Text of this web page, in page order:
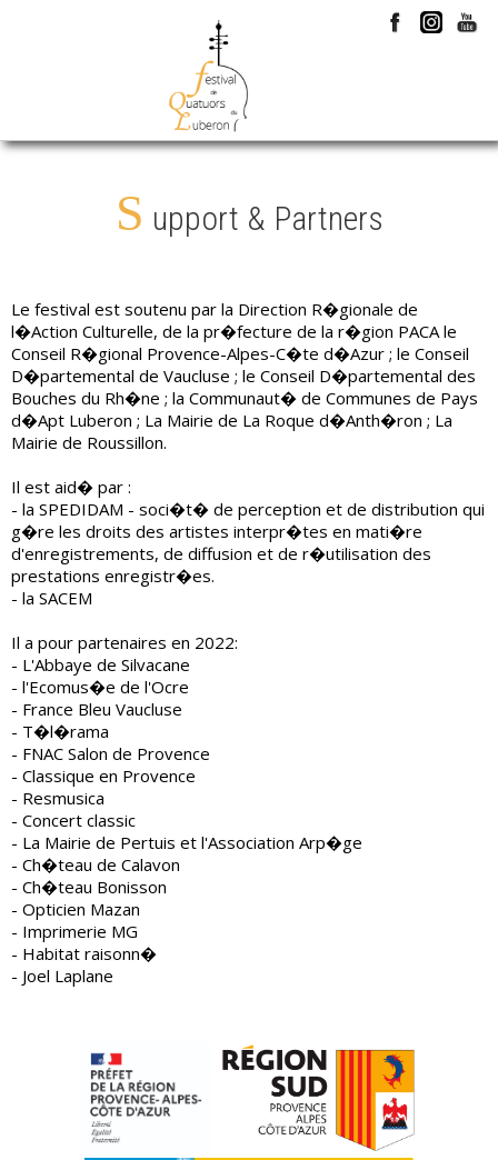
S upport & Partners
Le festival est soutenu par la Direction R�gionale de
l�Action Culturelle, de la pr�fecture de la r�gion PACA le
Conseil R�gional Provence-Alpes-C�te d�Azur ; le Conseil
D�partemental de Vaucluse ; le Conseil D�partemental des
Bouches du Rh�ne ; la Communaut� de Communes de Pays
d�Apt Luberon ; La Mairie de La Roque d�Anth�ron ; La
Mairie de Roussillon.
Il est aid� par :
- la SPEDIDAM - soci�t� de perception et de distribution qui
g�re les droits des artistes interpr�tes en mati�re
d'enregistrements, de diffusion et de r�utilisation des
prestations enregistr�es.
- la SACEM
Il a pour partenaires en 2022:
- L'Abbaye de Silvacane
- l'Ecomus�e de l'Ocre
- France Bleu Vaucluse
- T�l�rama
- FNAC Salon de Provence
- Classique en Provence
- Resmusica
- Concert classic
- La Mairie de Pertuis et l'Association Arp�ge
- Ch�teau de Calavon
- Ch�teau Bonisson
- Opticien Mazan
- Imprimerie MG
- Habitat raisonn�
- Joel Laplane